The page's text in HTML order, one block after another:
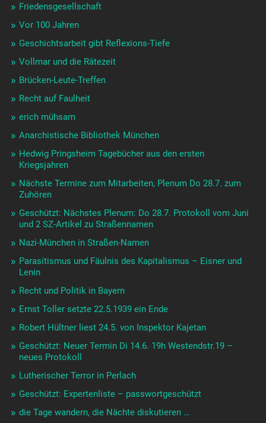
Friedensgesellschaft
Vor 100 Jahren
Geschichtsarbeit gibt Reflexions-Tiefe
Vollmar und die Rätezeit
Brücken-Leute-Treffen
Recht auf Faulheit
erich mühsam
Anarchistische Bibliothek München
Hedwig Pringsheim Tagebücher aus den ersten
Kriegsjahren
Nächste Termine zum Mitarbeiten, Plenum Do 28.7. zum
Zuhören
Geschützt: Nächstes Plenum: Do 28.7. Protokoll vom Juni
und 2 SZ-Artikel zu Straßennamen
Nazi-München in Straßen-Namen
Parasitismus und Fäulnis des Kapitalismus – Eisner und
Lenin
Recht und Politik in Bayern
Ernst Toller setzte 22.5.1939 ein Ende
Robert Hültner liest 24.5. von Inspektor Kajetan
Geschützt: Neuer Termin Di 14.6. 19h Westendstr.19 –
neues Protokoll
Lutherischer Terror in Perlach
Geschützt: Expertenliste – passwortgeschützt
die Tage wandern, die Nächte diskutieren …